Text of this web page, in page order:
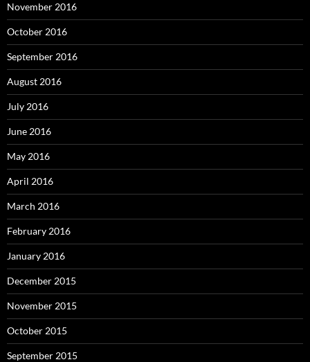
November 2016
October 2016
September 2016
August 2016
July 2016
June 2016
May 2016
April 2016
March 2016
February 2016
January 2016
December 2015
November 2015
October 2015
September 2015